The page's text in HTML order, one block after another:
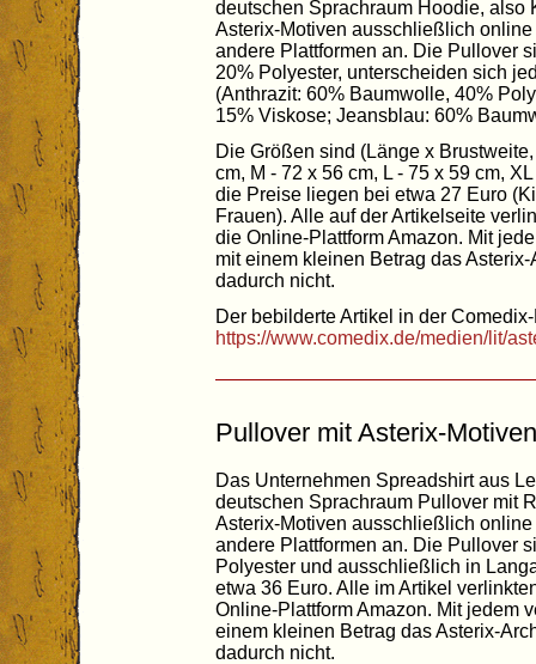
deutschen Sprachraum Hoodie, also
Asterix-Motiven ausschließlich
andere Plattformen an. Die Pullover
20% Polyester, unterscheiden sich
(Anthrazit: 60% Baumwolle, 40%
15% Viskose; Jeansblau: 60%
Die Größen sind (Länge x
cm, M - 72 x 56 cm, L - 75 x 59 cm,
die Preise liegen bei etwa 27 Euro
Frauen). Alle auf der Artikelseite
die Online-Plattform Amazon. Mit
mit einem kleinen Betrag das
dadurch nicht.
Der bebilderte Artikel in der
https://www.comedix.de/medien/lit/
Pullover mit Asterix-
Das Unternehmen Spreadshirt aus
deutschen Sprachraum Pullover mit
Asterix-Motiven ausschließlich
andere Plattformen an. Die Pullover
Polyester und ausschließlich in
etwa 36 Euro. Alle im Artikel
Online-Plattform Amazon. Mit jedem
einem kleinen Betrag das Asterix-
dadurch nicht.